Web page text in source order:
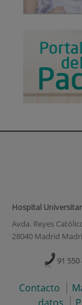
Hospital
Avda. Reyes
28040 Madrid
91
Contacto